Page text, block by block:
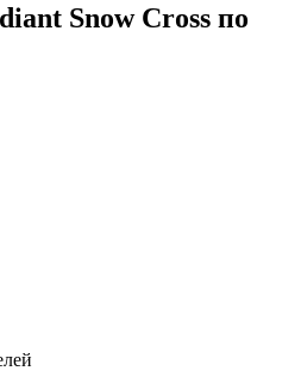
Snow Cross по